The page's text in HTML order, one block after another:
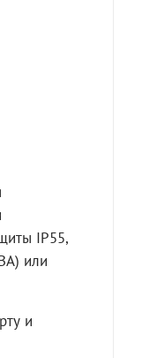
IP55,
или
и